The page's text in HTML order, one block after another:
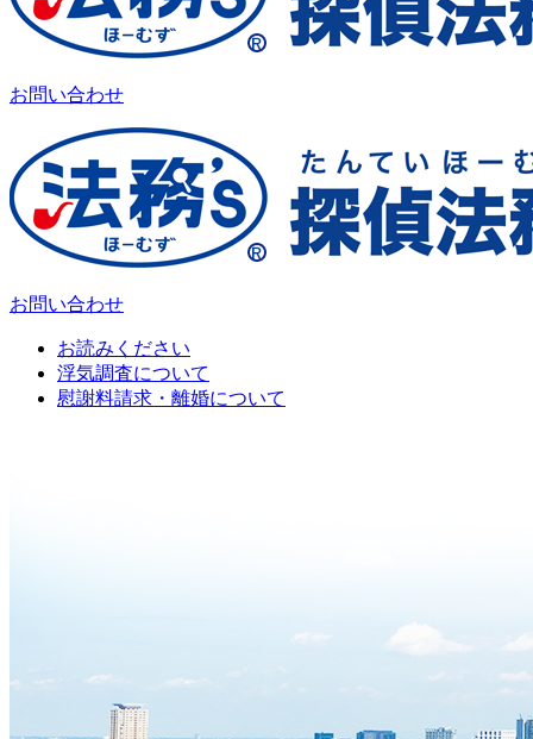
お問い合わせ
お問い合わせ
お読みください
浮気調査について
慰謝料請求・離婚について